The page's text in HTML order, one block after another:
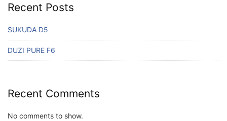
Recent Posts
SUKUDA D5
DUZI PURE F6
Recent Comments
No comments to show.